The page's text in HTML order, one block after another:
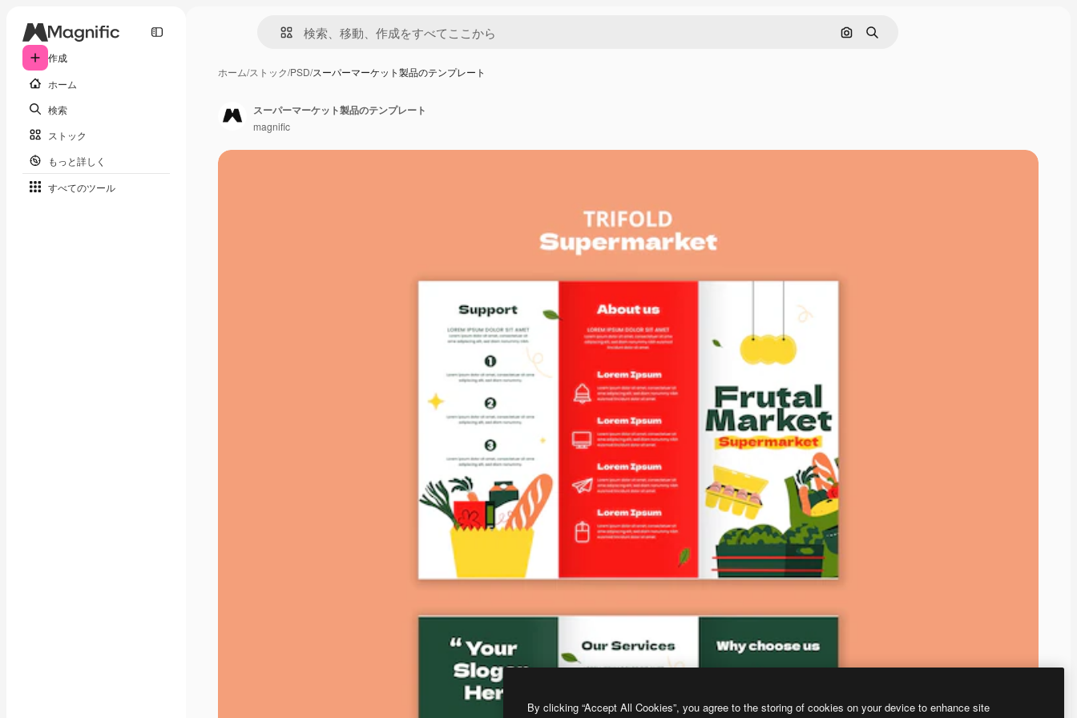
作成
ホーム
検索
ストック
もっと詳しく
すべてのツール
画像で検索
検索
ホーム/ストック/PSD/スーパーマーケット製品のテンプレート
スーパーマーケット製品のテンプレート
magnific
By clicking “Accept All Cookies”, you agree to the storing of cookies on your device to enhance site